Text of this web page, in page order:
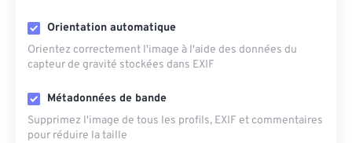
Orientation automatique
Orientez correctement l'image à l'aide des données du
capteur de gravité stockées dans EXIF
Métadonnées de bande
Supprimez l'image de tous les profils, EXIF ​​et commentaires
pour réduire la taille